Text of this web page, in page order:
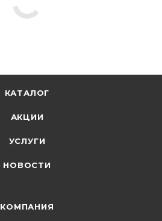
КАТАЛОГ
АКЦИИ
УСЛУГИ
НОВОСТИ
КОМПАНИЯ